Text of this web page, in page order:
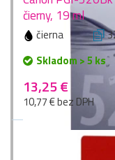
čierny, 19 ml
čierna
Skladom > 5 ks
13,25 €
10,77 € bez DPH